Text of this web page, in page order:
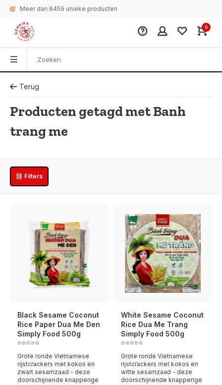
Meer dan 6459 unieke producten
0
Terug
Producten getagd met Banh
trang me
Filters
Black Sesame Coconut
Rice Paper Dua Me Den
Simply Food 500g
Grote ronde Vietnamese
rijstcrackers met kokos en
zwart sesamzaad - deze
doorschijnende knapperige
White Sesame Coconut
Rice Dua Me Trang
Simply Food 500g
Grote ronde Vietnamese
rijstcrackers met kokos en
witte sesamzaad - deze
doorschijnende knapperige